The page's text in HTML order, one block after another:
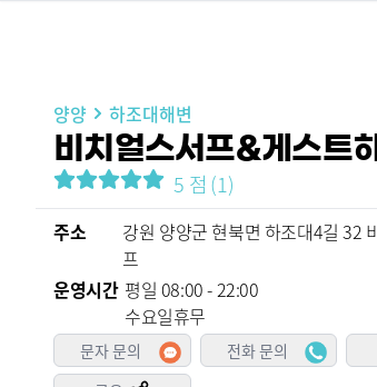
양양 하조대해변
비치얼스서프&게스트
5 점 (1)
주소
강원 양양군 현북면 하조대4길 32
프
운영시간 평일 08:00 - 22:00
수요일휴무
문자 문의 전화 문의